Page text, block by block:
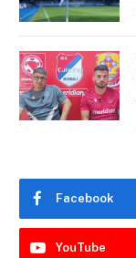
Facebook
YouTube